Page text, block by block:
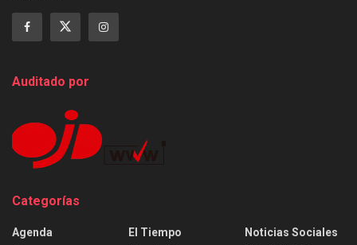
Auditado por
Categorías
Agenda
El Tiempo
Noticias Sociales